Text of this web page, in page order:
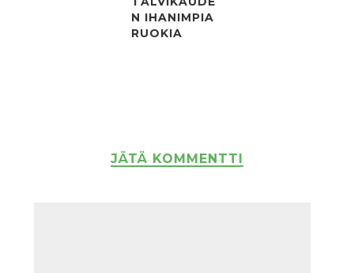
N IHANIMPIA
RUOKIA
JÄTÄ KOMMENTTI